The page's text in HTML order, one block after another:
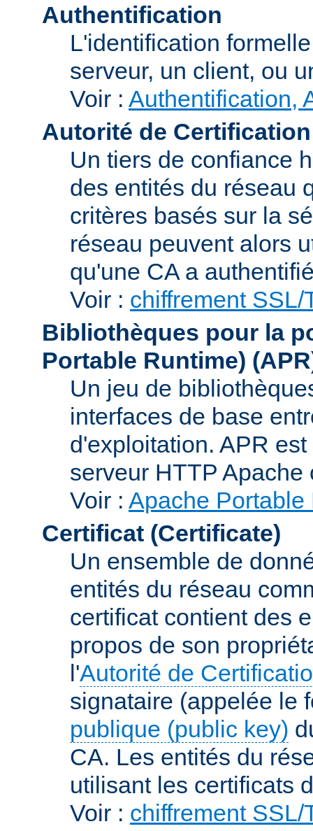
Authentification
L'identification
serveur, un client, ou
Voir : Authentification,
Autorité de
Un tiers de confiance
des entités du réseau
critères basés sur la
réseau peuvent alors
qu'une CA a
Voir : chiffrement SSL/
Bibliothèques pour la
Portable Runtime)
Un jeu de
interfaces de base
d'exploitation. APR
serveur HTTP
Voir : Apache
Certificat (Certificate)
Un ensemble de
entités du réseau
certificat contient des
propos de son
l'Autorité de
signataire (appelée le
publique (public key)
CA. Les entités du
utilisant les certificats
Voir : chiffrement SSL/